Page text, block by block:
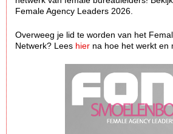
Female Agency Leaders 2026.
Overweeg je lid te worden van het
Netwerk? Lees hier na hoe het werkt en